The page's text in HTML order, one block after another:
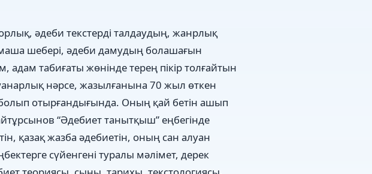
әдеби текстерді талдаудың, жанрлық
шебері, әдеби дамудың болашағын
табиғаты жөнінде терең пікір толғайтын
нәрсе, жазылғанына 70 жыл өткен
болып отырғандығында. Оның қай бетін ашып
“Әдебиет танытқыш” еңбегінде
қазақ жазба әдебиетін, оның сан алуан
сүйенгені туралы мәлімет, дерек